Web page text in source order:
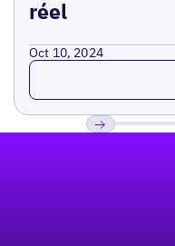
réel
Oct 10, 2024
Read more